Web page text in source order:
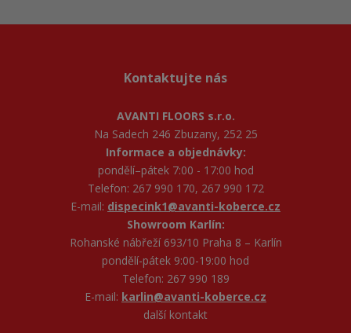
Kontaktujte nás
AVANTI FLOORS s.r.o.
Na Sadech 246 Zbuzany, 252 25
Informace a objednávky:
pondělí–pátek 7:00 - 17:00 hod
Telefon: 267 990 170, 267 990 172
E-mail: dispecink1@avanti-koberce.cz
Showroom Karlín:
Rohanské nábřeží 693/10 Praha 8 – Karlín
pondělí-pátek 9:00-19:00 hod
Telefon: 267 990 189
E-mail: karlin@avanti-koberce.cz
další kontakt